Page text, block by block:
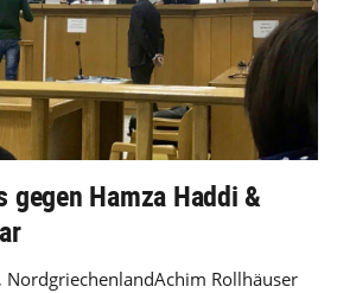
gegen Hamza Haddi &
Rollhäuser